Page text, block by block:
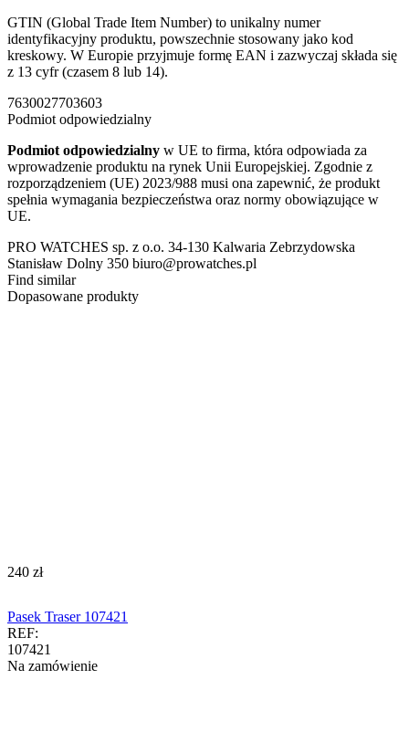
GTIN (Global Trade Item Number) to unikalny numer
identyfikacyjny produktu, powszechnie stosowany jako kod
kreskowy. W Europie przyjmuje formę EAN i zazwyczaj składa się
z 13 cyfr (czasem 8 lub 14).
7630027703603
Podmiot odpowiedzialny
Podmiot odpowiedzialny w UE to firma, która odpowiada za
wprowadzenie produktu na rynek Unii Europejskiej. Zgodnie z
rozporządzeniem (UE) 2023/988 musi ona zapewnić, że produkt
spełnia wymagania bezpieczeństwa oraz normy obowiązujące w
UE.
PRO WATCHES sp. z o.o. 34-130 Kalwaria Zebrzydowska
Stanisław Dolny 350 biuro@prowatches.pl
Find similar
Dopasowane produkty
‍240‍ zł
Pasek Traser 107421
REF:
107421
Na zamówienie